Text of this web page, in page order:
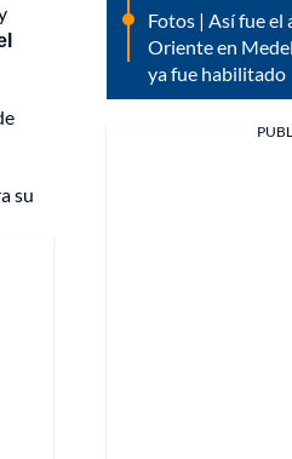
su
Fotos | Así fue el
Oriente en
ya fue habilitado